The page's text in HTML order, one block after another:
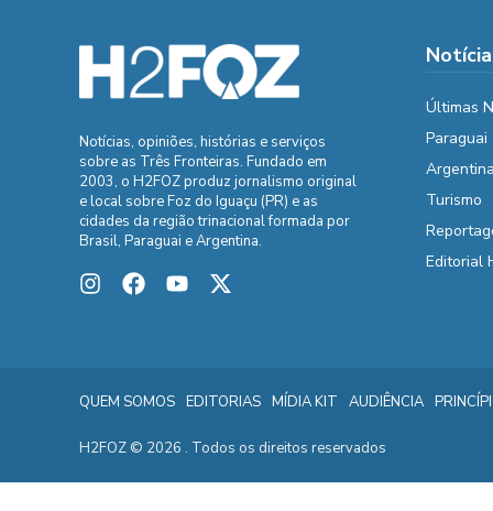
Notícias, opiniões, histórias e serviços
sobre as Três Fronteiras. Fundado em
2003, o H2FOZ produz jornalismo original
e local sobre Foz do Iguaçu (PR) e as
cidades da região trinacional formada por
Brasil, Paraguai e Argentina.
Últimas
Paraguai
Turismo
Editorial
QUEM SOMOS EDITORIAS MÍDIA KIT AUDIÊNCIA
H2FOZ © 2026 . Todos os direitos reservados